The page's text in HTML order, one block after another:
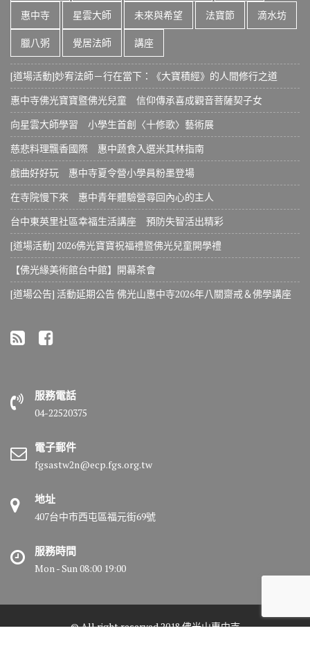
惠中寺 星雲大師 未來與希望 法寶節 滴水坊
臘八粥 覺居法師 講座
[道場活動]妙宥法師－行在當下：《大寶積經》的人間修行之道
惠中寺佛光寶寶暨佛光兒童 信仰傳承喜成觀音菩薩契子女
向星雲大師學習 小學生首創〈十修歌〉藝術展
慈悲料理飄香國際 惠中蔬食入選米其林指南
戲曲好好玩 惠中寺夏令營小學員粉墨登場
在寺院慢下來 惠中青年體驗營尋回內心的主人
台中東英里社區幸福生活講座 預防失智活出精彩
[道場活動] 2026佛光寶寶祝福禮暨佛光兒童開學禮
【佛光緣美術館台中館】開幕茶會
[道場公告] 活動延期公告 佛光山惠中寺2026年八關齋戒＆佛學講座
服務電話
04-22520375
電子郵件
fgsastw2n@ecp.fgs.org.tw
地址
407台中市西屯區福元街69號
服務時間
Mon - Sun 08:00 19:00
© All right reserved 2018 佛光山惠中寺